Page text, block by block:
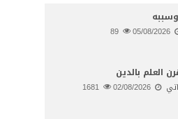
05/08/2026
العلم بالدين
02/08/2026